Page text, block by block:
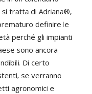
tratta di Adriana®,
definire le
perché gli impianti
sono ancora
Di certo
se verranno
agronomici e